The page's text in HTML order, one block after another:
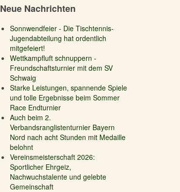
Neue Nachrichten
Sonnwendfeier - Die Tischtennis-
Jugendabteilung hat ordentlich
mitgefeiert!
Wettkampfluft schnuppern -
Freundschaftsturnier mit dem SV
Schwaig
Starke Leistungen, spannende Spiele
und tolle Ergebnisse beim Sommer
Race Endturnier
Auch beim 2.
Verbandsranglistenturnier Bayern
Nord nach acht Stunden mit Medaille
belohnt
Vereinsmeisterschaft 2026:
Sportlicher Ehrgeiz,
Nachwuchstalente und gelebte
Gemeinschaft